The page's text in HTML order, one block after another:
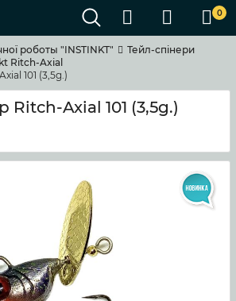
0
роботы "INSTINKT"
Тейл-спiнери
Ritch-Axial
101 (3,5g.)
Axial 101 (3,5g.)